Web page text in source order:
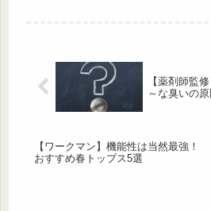
すいクラシ
た！」大人
【薬剤師監
～な臭いの
【ワークマン】機能性は当然最強！
おすすめ春トップス5選